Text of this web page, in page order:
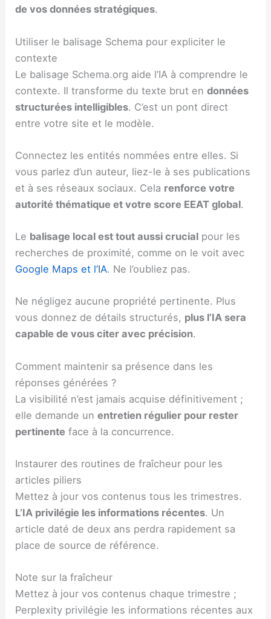
de vos données stratégiques.
Utiliser le balisage Schema pour expliciter le
contexte
Le balisage Schema.org aide l’IA à comprendre le
contexte. Il transforme du texte brut endonnées
structurées intelligibles. C’est un pont direct
entre votre site et le modèle.
Connectez les entités nommées entre elles. Si
vous parlez d’un auteur, liez-le à ses publications
et à ses réseaux sociaux. Cela renforce votre
autorité thématique et votre score EEAT global.
Le balisage local est tout aussi crucial pour les
recherches de proximité, comme on le voit avec
Google Maps et l’IA. Ne l’oubliez pas.
Ne négligez aucune propriété pertinente. Plus
vous donnez de détails structurés, plus l’IA sera
capable de vous citer avec précision.
Comment maintenir sa présence dans les
réponses générées ?
La visibilité n’est jamais acquise définitivement ;
elle demande unentretien régulier pour rester
pertinente face à la concurrence.
Instaurer des routines de fraîcheur pour les
articles piliers
Mettez à jour vos contenus tous les trimestres.
L’IA privilégie les informations récentes. Un
article daté de deux ans perdra rapidement sa
place de source de référence.
Note sur la fraîcheur
Mettez à jour vos contenus chaque trimestre ;
Perplexity privilégie les informations récentes aux